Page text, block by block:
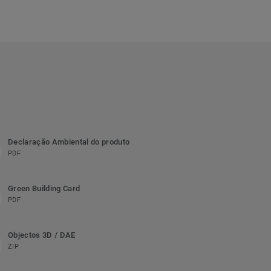
Declaração Ambiental do produto
PDF
Green Building Card
PDF
Objectos 3D / DAE
ZIP